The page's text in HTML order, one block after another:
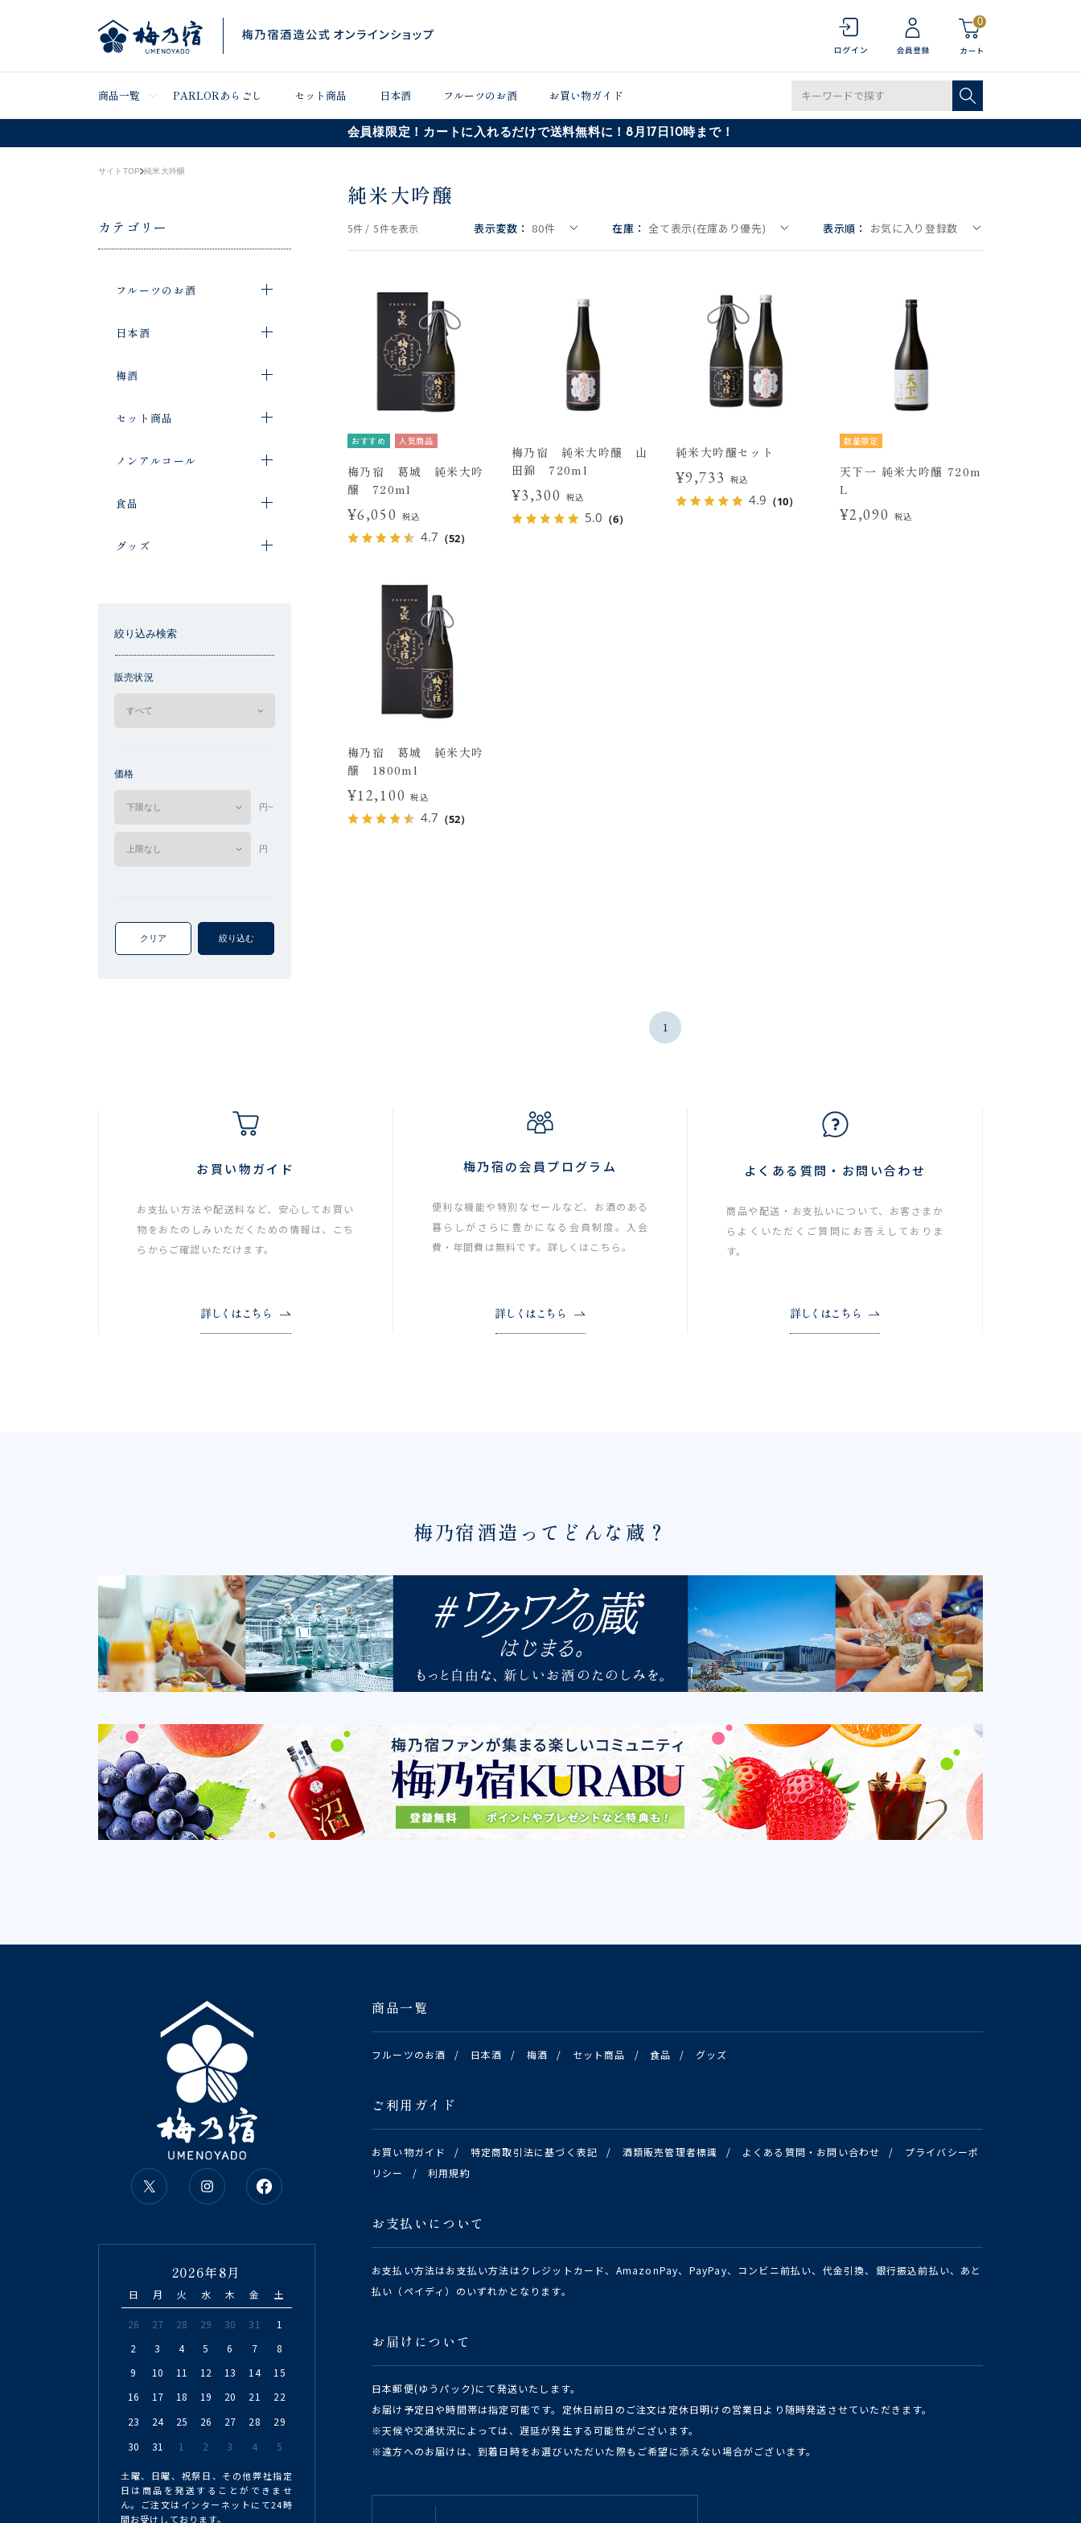
0
商品一覧 PARLORあらごし セット商品 日本酒 フルーツのお酒 お買い物ガイド
会員様限定！カートに入れるだけで送料無料に！8月17日10時まで！
サイトTOP 純米大吟醸
カテゴリー
フルーツのお酒
日本酒
梅酒
セット商品
ノンアルコール
食品
グッズ
絞り込み検索
販売状況
価格
円~
円
クリア 絞り込む
純米大吟醸
5件 / 5件を表示 表示変数： 80件 在庫： 全て表示(在庫あり優先) 表示順： お気に入り登録数
おすすめ 人気商品
梅乃宿 葛城 純米大吟
醸 720ml
¥6,050 税込
4.7 （52）
梅乃宿 純米大吟醸 山
田錦 720ml
¥3,300 税込
5.0 （6）
純米大吟醸セット
¥9,733 税込
4.9 （10）
数量限定
天下一 純米大吟醸 720m
L
¥2,090 税込
梅乃宿 葛城 純米大吟
醸 1800ml
¥12,100税込
4.7 （52）
1
お買い物ガイド
お支払い方法や配送料など、安心してお買い
物をおたのしみいただくための情報は、こち
らからご確認いただけます。
詳しくはこちら
梅乃宿の会員プログラム
便利な機能や特別なセールなど、お酒のある
暮らしがさらに豊かになる会員制度。入会
費・年間費は無料です。詳しくはこちら。
詳しくはこちら
よくある質問・お問い合わせ
商品や配送・お支払いについて、お客さまか
らよくいただくご質問にお答えしておりま
す。
詳しくはこちら
梅乃宿酒造ってどんな蔵？
商品一覧
フルーツのお酒 / 日本酒 / 梅酒 / セット商品 / 食品 / グッズ
ご利用ガイド
お買い物ガイド / 特定商取引法に基づく表記 / 酒類販売管理者標識 / よくある質問・お問い合わせ /
プライバシーポ
リシー
/ 利用規約
お支払いについて
お支払い方法はお支払い方法はクレジットカード、AmazonPay、PayPay、コンビニ前払い、代金引換、銀行振込前払い、あと
払い（ペイディ）のいずれかとなります。
お届けについて
日本郵便(ゆうパック)にて発送いたします。
お届け予定日や時間帯は指定可能です。定休日前日のご注文は定休日明けの営業日より随時発送させていただきます。
※天候や交通状況によっては、遅延が発生する可能性がございます。
※遠方へのお届けは、到着日時をお選びいただいた際もご希望に添えない場合がございます。
2026年8月
日 月 火 水 木 金 土
26 27 28 29 30 31
1
2
3 4 5 6 7
8
9
10 11 12 13 14
15
16
17 18 19 20 21
22
23
24 25 26 27 28
29
30
31 1 2 3 4 5
土曜、日曜、祝祭日、その他弊社指定
日は商品を発送することができませ
ん。ご注文はインターネットにて24時
間お受けしております。